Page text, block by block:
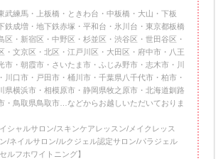
武練馬・上板橋・ときわ台・中板橋・大山・下板
鉄成増・地下鉄赤塚・平和台・氷川台・東京都板橋
区・新宿区・中野区・杉並区・渋谷区・世田谷区・
・文京区・北区・江戸川区・大田区・府中市・八王
市・朝霞市・さいたま市・ふじみ野市・志木市・川
川口市・戸田市・桶川市・千葉県八千代市・柏市・
県横浜市・相模原市・静岡県牧之原市・北海道釧路
・鳥取県鳥取市…などからお越しいただいておりま
イシャルサロン/スキンケアレッスン/メイクレッス
/ネイルサロン/ルクジェル認定サロン/パラジェル
ルフホワイトニング】